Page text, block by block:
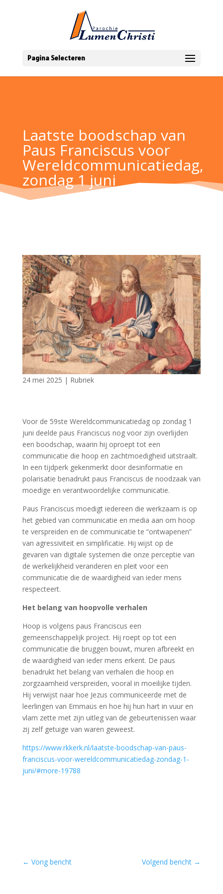
Pagina Selecteren
Laatste boodschap van
Paus Franciscus voor
Wereldcommunicatiedag,
zondag 1 juni
24 mei 2025 | Rubriek
Voor de 59ste Wereldcommunicatiedag op zondag 1
juni deelde paus Franciscus nog voor zijn overlijden
een boodschap, waarin hij oproept tot een
communicatie die hoop en zachtmoedigheid uitstraalt.
In een tijdperk gekenmerkt door desinformatie en
polarisatie benadrukt paus Franciscus de noodzaak van
moedige en verantwoordelijke communicatie.
Paus Franciscus moedigt iedereen die werkzaam is op
het gebied van communicatie en media aan om hoop
te verspreiden en de communicatie te “ontwapenen”
van agressiviteit en simplificatie. Hij wijst op de
gevaren van digitale systemen die onze perceptie van
de werkelijkheid veranderen en pleit voor een
communicatie die de waardigheid van ieder mens
respecteert.
Het belang van hoopvolle verhalen
Hoop is volgens paus Franciscus een
gemeenschappelijk project. Hij roept op tot een
communicatie die bruggen bouwt, muren afbreekt en
de waardigheid van ieder mens erkent. De paus
benadrukt het belang van verhalen die hoop en
zorgzaamheid verspreiden, vooral in moeilijke tijden.
Hij verwijst naar hoe Jezus communiceerde met de
leerlingen van Emmaüs en hoe hij hun hart in vuur en
vlam zette met zijn uitleg van de gebeurtenissen waar
zij zelf getuige van waren geweest.
https://www.rkkerk.nl/laatste-boodschap-van-paus-
franciscus-voor-wereldcommunicatiedag-zondag-1-
juni/#more-19788
← Vorig bericht Volgend bericht →